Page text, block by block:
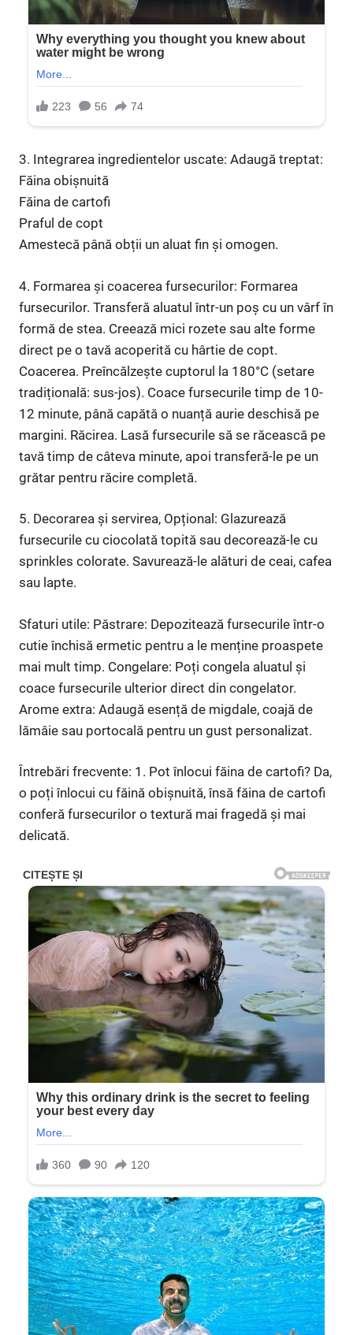
3. Integrarea ingredientelor uscate: Adaugă treptat:
Făina obișnuită
Făina de cartofi
Praful de copt
Amestecă până obții un aluat fin și omogen.
4. Formarea și coacerea fursecurilor: Formarea
fursecurilor. Transferă aluatul într-un poș cu un vârf în
formă de stea. Creează mici rozete sau alte forme
direct pe o tavă acoperită cu hârtie de copt.
Coacerea. Preîncălzește cuptorul la 180°C (setare
tradițională: sus-jos). Coace fursecurile timp de 10-
12 minute, până capătă o nuanță aurie deschisă pe
margini. Răcirea. Lasă fursecurile să se răcească pe
tavă timp de câteva minute, apoi transferă-le pe un
grătar pentru răcire completă.
5. Decorarea și servirea, Opțional: Glazurează
fursecurile cu ciocolată topită sau decorează-le cu
sprinkles colorate. Savurează-le alături de ceai, cafea
sau lapte.
Sfaturi utile: Păstrare: Depozitează fursecurile într-o
cutie închisă ermetic pentru a le menține proaspete
mai mult timp. Congelare: Poți congela aluatul și
coace fursecurile ulterior direct din congelator.
Arome extra: Adaugă esență de migdale, coajă de
lămâie sau portocală pentru un gust personalizat.
Întrebări frecvente: 1. Pot înlocui făina de cartofi? Da,
o poți înlocui cu făină obișnuită, însă făina de cartofi
conferă fursecurilor o textură mai fragedă și mai
delicată.